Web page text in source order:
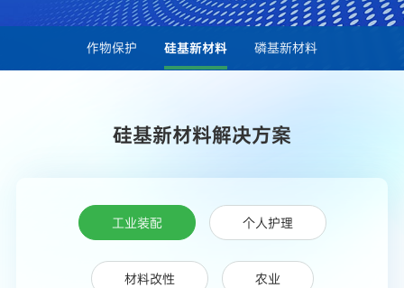
作物保护 硅基新材料 磷基新材料
硅基新材料解决方案
工业装配 个人护理
材料改性 农业